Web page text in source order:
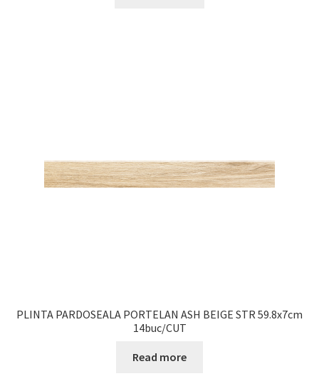
PLINTA PARDOSEALA PORTELAN ASH BEIGE STR 59.8x7cm
14buc/CUT
Read more